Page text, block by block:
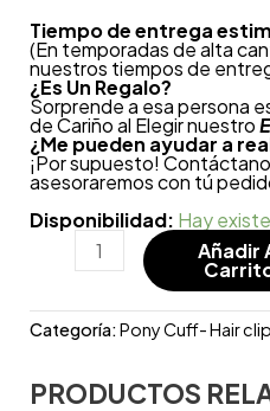
Tiempo de entrega
(En temporadas de alta
nuestros tiempos de
¿Es Un Regalo?
Sorprende a esa persona
de Cariño al Elegir nuestro
¿Me pueden ayudar a
¡Por supuesto!
asesoraremos con tú
Disponibilidad: Hay
Añadir
Categoría:Pony Cuff- Hair
PRODUCTOS